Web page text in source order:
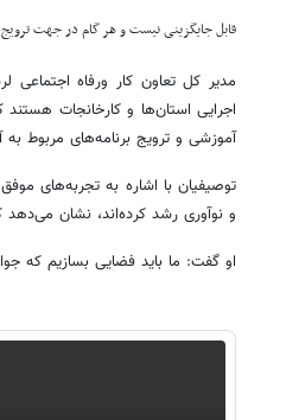
قابل جایگزینی نیست و هر گام در جهت
مدیر کل تعاون کار ورفاه اجتماعی
اجرایی استان‌ها و کارخانجات
آموزشی و ترویج برنامه‌های مربوط
توصیفیان با اشاره به تجربه‌های
و نوآوری رشد کرده‌اند، نشان می‌دهد
او گفت: ما باید فضایی بسازیم که